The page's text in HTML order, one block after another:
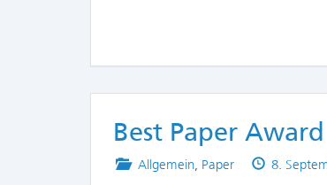
Best Paper Award
Posted
Allgemein, Paper
Published
8.